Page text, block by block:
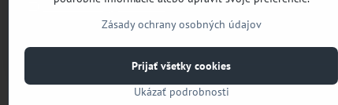
romanmurin@yahoo.com
Zásady ochrany osobných údajov
Ukázať podrobnosti
Prijať všetky cookies